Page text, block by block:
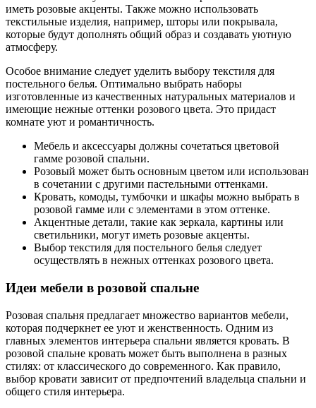
иметь розовые акценты. Также можно использовать
текстильные изделия, например, шторы или покрывала,
которые будут дополнять общий образ и создавать уютную
атмосферу.
Особое внимание следует уделить выбору текстиля для
постельного белья. Оптимально выбрать наборы
изготовленные из качественных натуральных материалов и
имеющие нежные оттенки розового цвета. Это придаст
комнате уют и романтичность.
Мебель и аксессуары должны сочетаться цветовой
гамме розовой спальни.
Розовый может быть основным цветом или использован
в сочетании с другими пастельными оттенками.
Кровать, комоды, тумбочки и шкафы можно выбрать в
розовой гамме или с элементами в этом оттенке.
Акцентные детали, такие как зеркала, картины или
светильники, могут иметь розовые акценты.
Выбор текстиля для постельного белья следует
осуществлять в нежных оттенках розового цвета.
Идеи мебели в розовой спальне
Розовая спальня предлагает множество вариантов мебели,
которая подчеркнет ее уют и женственность. Одним из
главных элементов интерьера спальни является кровать. В
розовой спальне кровать может быть выполнена в разных
стилях: от классического до современного. Как правило,
выбор кровати зависит от предпочтений владельца спальни и
общего стиля интерьера.